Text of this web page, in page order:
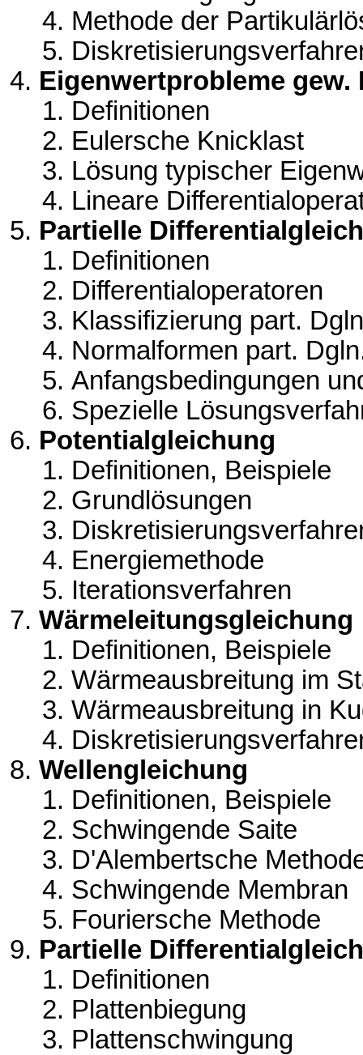
Methode der
Eigenwertprobleme
Definitionen
Eulersche Knicklast
Lösung typischer
Lineare
Partielle
Definitionen
Differentialoperatoren
Klassifizierung part.
Normalformen part.
Anfangsbedingungen
Spezielle
Potentialgleichung
Definitionen, Beispiele
Grundlösungen
Energiemethode
Iterationsverfahren
Wärmeleitungsgleichung
Definitionen, Beispiele
Wärmeausbreitung im
Wärmeausbreitung in
Wellengleichung
Definitionen, Beispiele
Schwingende Saite
D'Alembertsche
Schwingende Membran
Fouriersche Methode
Partielle
Definitionen
Plattenbiegung
Plattenschwingung